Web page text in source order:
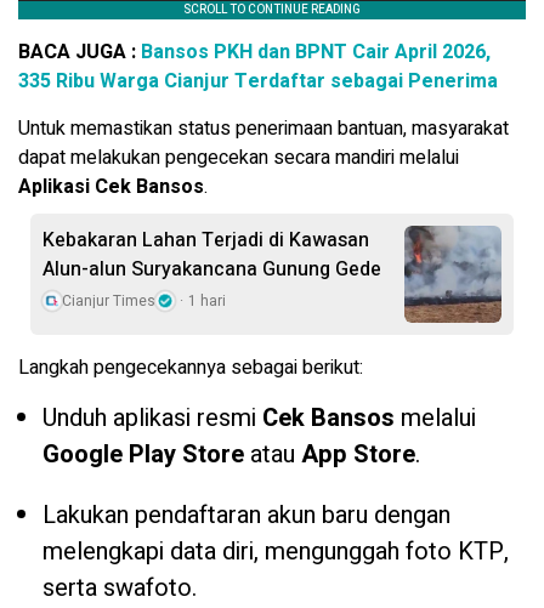
BACA JUGA : Bansos PKH dan BPNT Cair April 2026,
335 Ribu Warga Cianjur Terdaftar sebagai Penerima
Untuk memastikan status penerimaan bantuan, masyarakat
dapat melakukan pengecekan secara mandiri melalui
Aplikasi Cek Bansos.
Kebakaran Lahan Terjadi di Kawasan
Alun-alun Suryakancana Gunung Gede
Cianjur Times 1 hari
Langkah pengecekannya sebagai berikut:
Unduh aplikasi resmi Cek Bansos melalui
Google Play Store atau App Store.
Lakukan pendaftaran akun baru dengan
melengkapi data diri, mengunggah foto KTP,
serta swafoto.